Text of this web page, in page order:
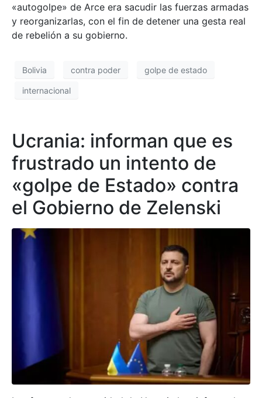
«autogolpe» de Arce era sacudir las fuerzas armadas
y reorganizarlas, con el fin de detener una gesta real
de rebelión a su gobierno.
Bolivia contra poder golpe de estado
internacional
Ucrania: informan que es
frustrado un intento de
«golpe de Estado» contra
el Gobierno de Zelenski